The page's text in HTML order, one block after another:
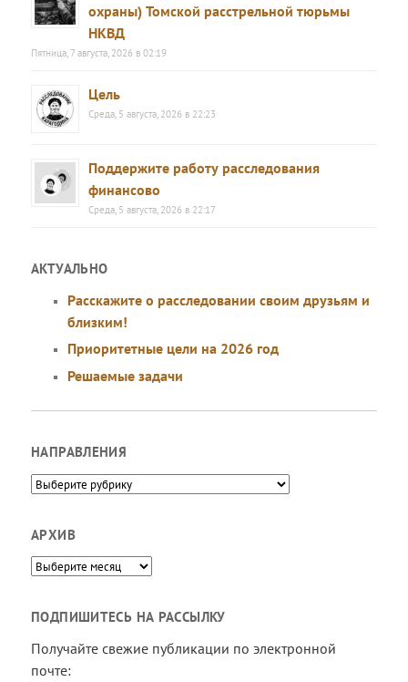
охраны) Томской расстрельной тюрьмы
НКВД
Пятница, 7 августа, 2026 в 02:19
Цель
Среда, 5 августа, 2026 в 22:23
Поддержите работу расследования
финансово
Среда, 5 августа, 2026 в 22:17
АКТУАЛЬНО
Расскажите о расследовании своим друзьям и
близким!
Приоритетные цели на 2026 год
Решаемые задачи
НАПРАВЛЕНИЯ
Направления
АРХИВ
Архив
ПОДПИШИТЕСЬ НА РАССЫЛКУ
Получайте свежие публикации по электронной
почте: